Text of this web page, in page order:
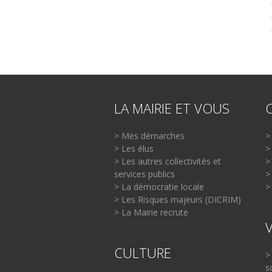
LA MAIRIE ET VOUS
> Mes démarches
> Les élus
> Les autres collectivités et
services publics
> La démocratie locale
> Les Risques majeurs (DICRIM)
> La Mairie recrute
CULTURE